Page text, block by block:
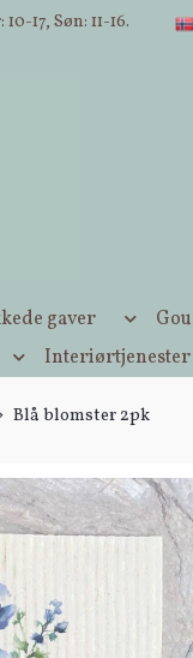
17, Søn: 11-16.
gaver
Interiørtjenester
Blå blomster 2pk